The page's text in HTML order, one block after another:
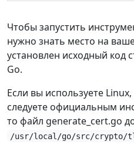
Чтобы запустить
нужно знать место на
установлен исходный код
Go.
Если вы используете
следуете официальным
то файл generate_cert.go
/usr/local/go/src/crypto/